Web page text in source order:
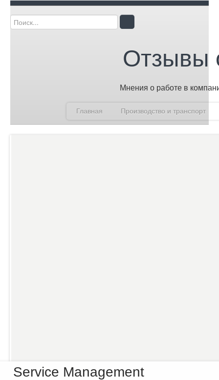
Отзывы
Мнения о работе в
Главная Производство и транспорт
Service Management